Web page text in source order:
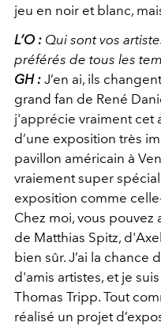
jeu en noir et blanc,
L’O : Qui sont vos
préférés de tous les
GH : J’en ai, ils
grand fan de René
j'apprécie vraiment cet
d’une exposition très
pavillon américain à
vraiement super
exposition comme
Chez moi, vous
de Matthias Spitz,
bien sûr. J’ai la chance
d'amis artistes, et je
Thomas Tripp. Tout
réalisé un projet